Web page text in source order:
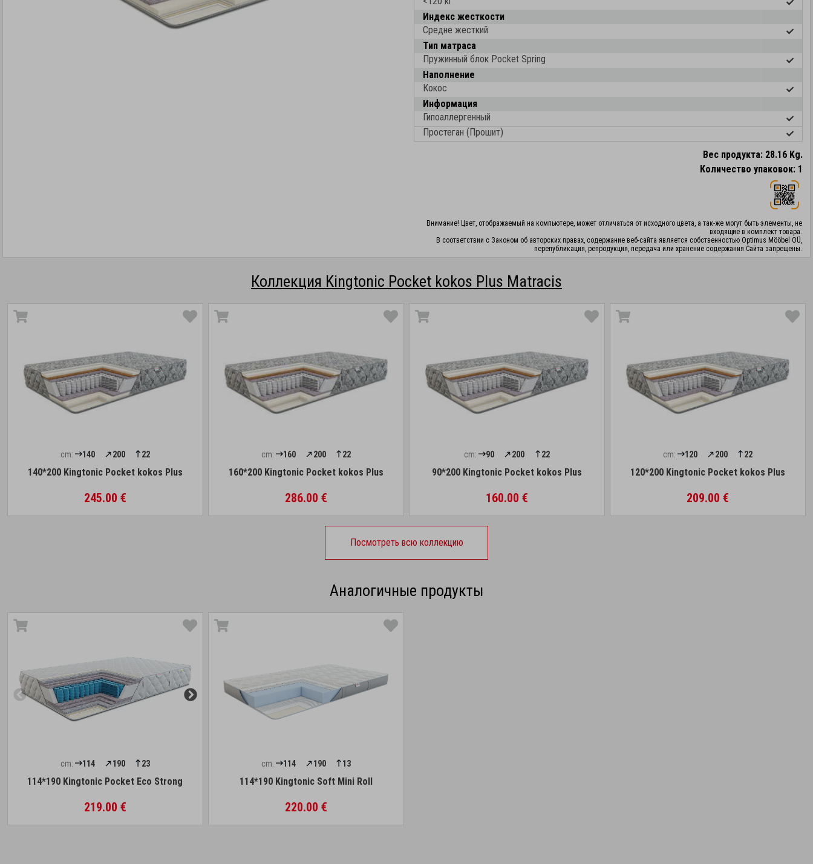
Индекс жесткости
Средне жесткий
Тип матраса
Пружинный блок Pocket Spring
Наполнение
Кокос
Информация
Гипоаллергенный
Простеган (Прошит)
Вес продукта: 28.16 Kg.
Количество упаковок: 1
Внимание! Цвет, отображаемый на компьютере, может отличаться от исходного цвета, а так-же могут быть элементы, не
входящие в комплект товара.
В соответствии с Законом об авторских правах, содержание веб-сайта является собственностью Optimus Mööbel OÜ,
перепубликация, репродукция, передача или хранение содержания Сайта запрещены.
Коллекция Kingtonic Pocket kokos Plus Matracis
cm: 140 200 22
140*200 Kingtonic Pocket kokos Plus
245.00 €
cm: 160 200 22
160*200 Kingtonic Pocket kokos Plus
286.00 €
cm: 90 200 22
90*200 Kingtonic Pocket kokos Plus
160.00 €
cm: 120 200 22
120*200 Kingtonic Pocket kokos Plus
209.00 €
Посмотреть всю коллекцию
Аналогичные продукты
cm: 114 190 23
114*190 Kingtonic Pocket Eco Strong
219.00 €
cm: 114 190 13
114*190 Kingtonic Soft Mini Roll
220.00 €